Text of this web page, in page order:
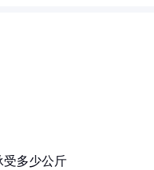
受多少公斤